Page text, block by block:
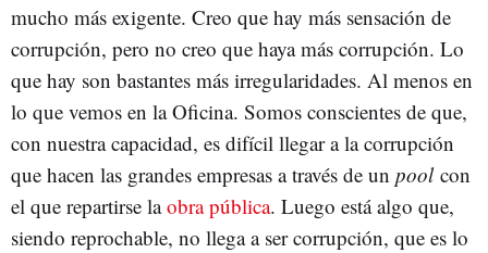
mucho más exigente. Creo que hay más sensación de
corrupción, pero no creo que haya más corrupción. Lo
que hay son bastantes más irregularidades. Al menos en
lo que vemos en la Oficina. Somos conscientes de que,
con nuestra capacidad, es difícil llegar a la corrupción
que hacen las grandes empresas a través de un poolcon
el que repartirse laobra pública. Luego está algo que,
siendo reprochable, no llega a ser corrupción, que es lo